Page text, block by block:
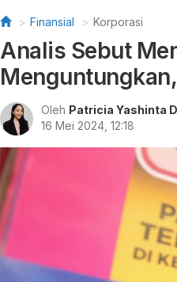
Finansial Korporasi
Analis Sebut
Oleh Patricia Yashinta
16 Mei 2024, 12:18